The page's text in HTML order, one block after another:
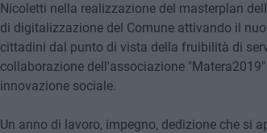
Nicoletti nella realizzazione del masterplan
di digitalizzazione del Comune attivando il
cittadini dal punto di vista della fruibilità di
collaborazione dell'associazione
innovazione sociale.
Un anno di lavoro, impegno, dedizione che si